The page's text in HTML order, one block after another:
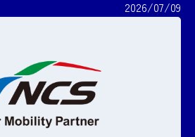
2026/07/09